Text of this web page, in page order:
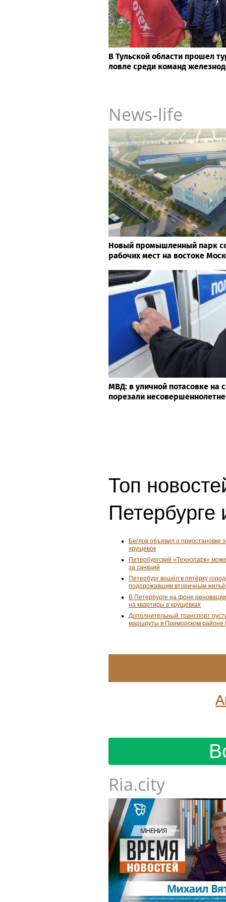
В Тульской области прошел
ловле среди команд
News-life
Новый промышленный парк
рабочих мест на востоке
МВД: в уличной потасовке на
порезали
Топ
Петербурге
Беглов объявил о приостановке
хрущевок
Петербургский «Технопарк»
за санкций
Петербург вошёл в пятёрку
подорожавшим вторичным
В Петербурге на фоне
на квартиры в хрущёвках
Дополнительный транспорт
маршруты в Приморском районе
Ria.city